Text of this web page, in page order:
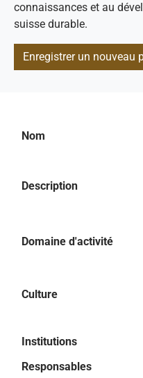
connaissances et au
suisse durable.
Enregistrer un nouveau
Nom
Description
Domaine d'activité
Culture
Institutions
Responsables